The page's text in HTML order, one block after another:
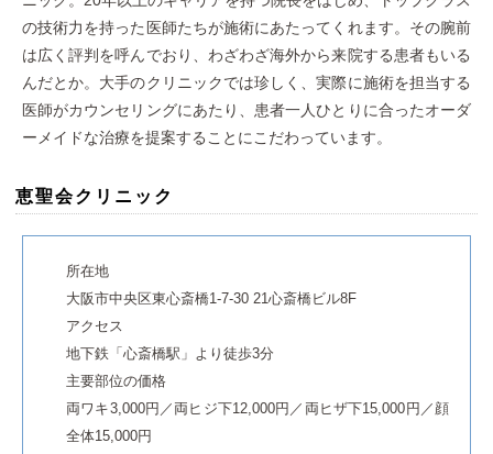
の技術力を持った医師たちが施術にあたってくれます。その腕前
は広く評判を呼んでおり、わざわざ海外から来院する患者もいる
んだとか。大手のクリニックでは珍しく、実際に施術を担当する
医師がカウンセリングにあたり、患者一人ひとりに合ったオーダ
ーメイドな治療を提案することにこだわっています。
恵聖会クリニック
所在地
大阪市中央区東心斎橋1-7-30 21心斎橋ビル8F
アクセス
地下鉄「心斎橋駅」より徒歩3分
主要部位の価格
両ワキ3,000円／両ヒジ下12,000円／両ヒザ下15,000円／顔
全体15,000円